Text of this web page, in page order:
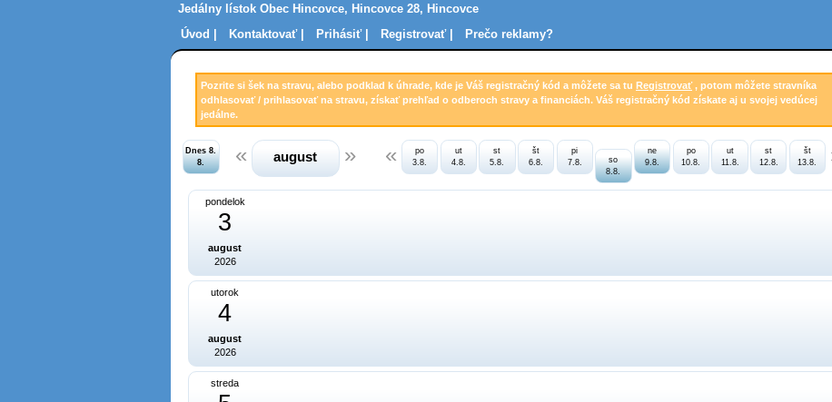
Jedálny lístok Obec Hincovce, Hincovce 28, Hincovce
Úvod |
Kontaktovať | Prihásiť | Registrovať | Prečo reklamy?
Pozrite si šek na stravu, alebo podklad k úhrade, kde je Váš registračný kód a môžete sa tu Registrovať, potom môžete stravníka
odhlasovať / prihlasovať na stravu, získať prehľad o odberoch stravy a financiách. Váš registračný kód získate aj u svojej vedúcej
jedálne.
Dnes 8.
8.
august
po
3.8.
ut
4.8.
st
5.8.
št
6.8.
pi
7.8.
so
8.8.
ne
9.8.
po
10.8.
ut
11.8.
st
12.8.
št
13.8.
pondelok
3
august
2026
utorok
4
august
2026
streda